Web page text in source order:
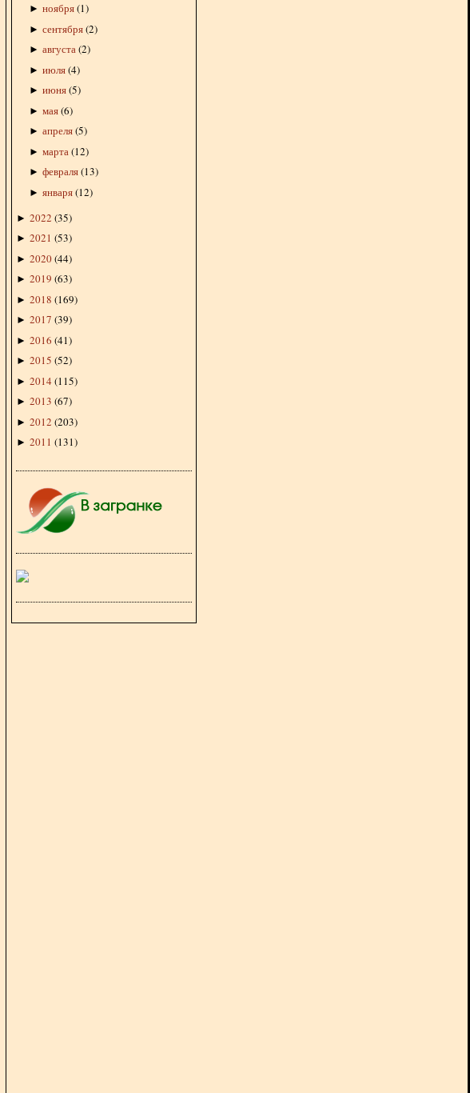
► ноября(1)
► сентября(2)
► августа(2)
► июля(4)
► июня(5)
► мая(6)
► апреля(5)
► марта(12)
► февраля(13)
► января(12)
► 2022 (35)
► 2021 (53)
► 2020(44)
► 2019 (63)
► 2018 (169)
► 2017 (39)
► 2016 (41)
► 2015 (52)
► 2014 (115)
► 2013 (67)
► 2012 (203)
► 2011 (131)